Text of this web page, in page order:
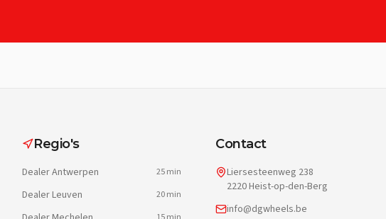
Regio's
DealerAntwerpen 25 min
DealerLeuven 20 min
Contact
Liersesteenweg 238
2220 Heist-op-den-Berg
info@dgwheels.be